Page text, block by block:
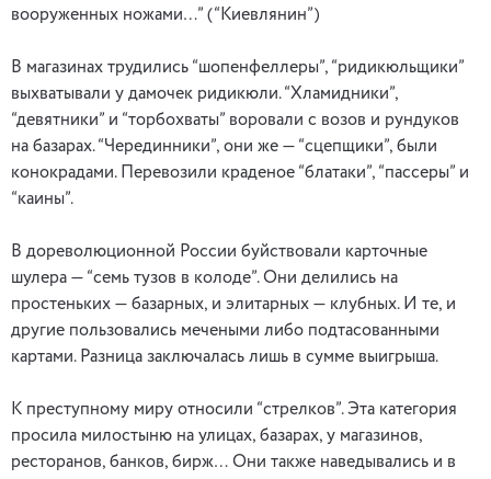
вооруженных ножами…” (“Киевлянин”)
В магазинах трудились “шопенфеллеры”, “ридикюльщики”
выхватывали у дамочек ридикюли. “Хламидники”,
“девятники” и “торбохваты” воровали с возов и рундуков
на базарах. “Черединники”, они же — “сцепщики”, были
конокрадами. Перевозили краденое “блатаки”, “пассеры” и
“каины”.
В дореволюционной России буйствовали карточные
шулера — “семь тузов в колоде”. Они делились на
простеньких — базарных, и элитарных — клубных. И те, и
другие пользовались мечеными либо подтасованными
картами. Разница заключалась лишь в сумме выигрыша.
К преступному миру относили “стрелков”. Эта категория
просила милостыню на улицах, базарах, у магазинов,
ресторанов, банков, бирж… Они также наведывались и в